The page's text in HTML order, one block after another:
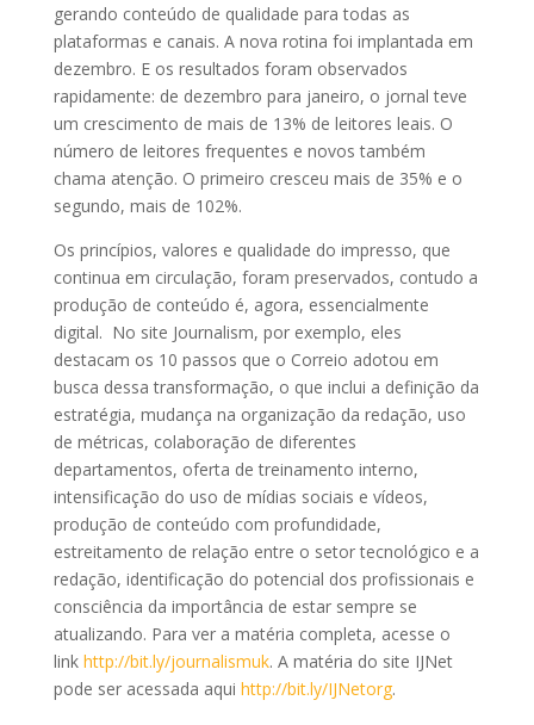
gerando conteúdo de qualidade para todas as
plataformas e canais. A nova rotina foi implantada em
dezembro. E os resultados foram observados
rapidamente: de dezembro para janeiro, o jornal teve
um crescimento de mais de 13% de leitores leais. O
número de leitores frequentes e novos também
chama atenção. O primeiro cresceu mais de 35% e o
segundo, mais de 102%.
Os princípios, valores e qualidade do impresso, que
continua em circulação, foram preservados, contudo a
produção de conteúdo é, agora, essencialmente
digital. No site Journalism, por exemplo, eles
destacam os 10 passos que o Correio adotou em
busca dessa transformação, o que inclui a definição da
estratégia, mudança na organização da redação, uso
de métricas, colaboração de diferentes
departamentos, oferta de treinamento interno,
intensificação do uso de mídias sociais e vídeos,
produção de conteúdo com profundidade,
estreitamento de relação entre o setor tecnológico e a
redação, identificação do potencial dos profissionais e
consciência da importância de estar sempre se
atualizando. Para ver a matéria completa, acesse o
link http://bit.ly/journalismuk. A matéria do site IJNet
pode ser acessada aqui http://bit.ly/IJNetorg.